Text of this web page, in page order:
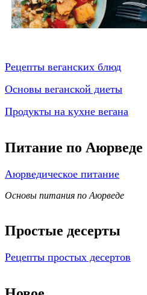
Рецепты веганских блюд
Основы веганской диеты
Продукты на кухне вегана
Питание по Аюрведе
Аюрведическое питание
Основы питания по Аюрведе
Простые десерты
Рецепты простых десертов